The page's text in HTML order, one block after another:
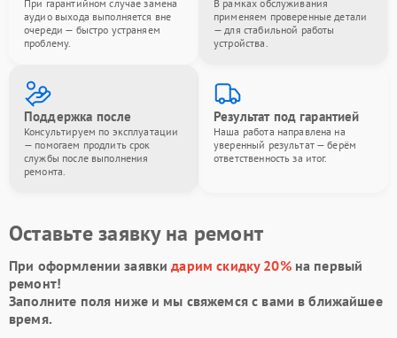
При гарантийном случае замена
аудио выхода выполняется вне
очереди — быстро устраняем
проблему.
В рамках обслуживания
применяем проверенные детали
— для стабильной работы
устройства.
Поддержка после
Консультируем по эксплуатации
— помогаем продлить срок
службы после выполнения
ремонта.
Результат под гарантией
Наша работа направлена на
уверенный результат — берём
ответственность за итог.
Оставьте заявку на ремонт
При оформлении заявкидарим скидку 20%на первый
ремонт!
Заполните поля ниже и мы свяжемся с вами в ближайшее
время.